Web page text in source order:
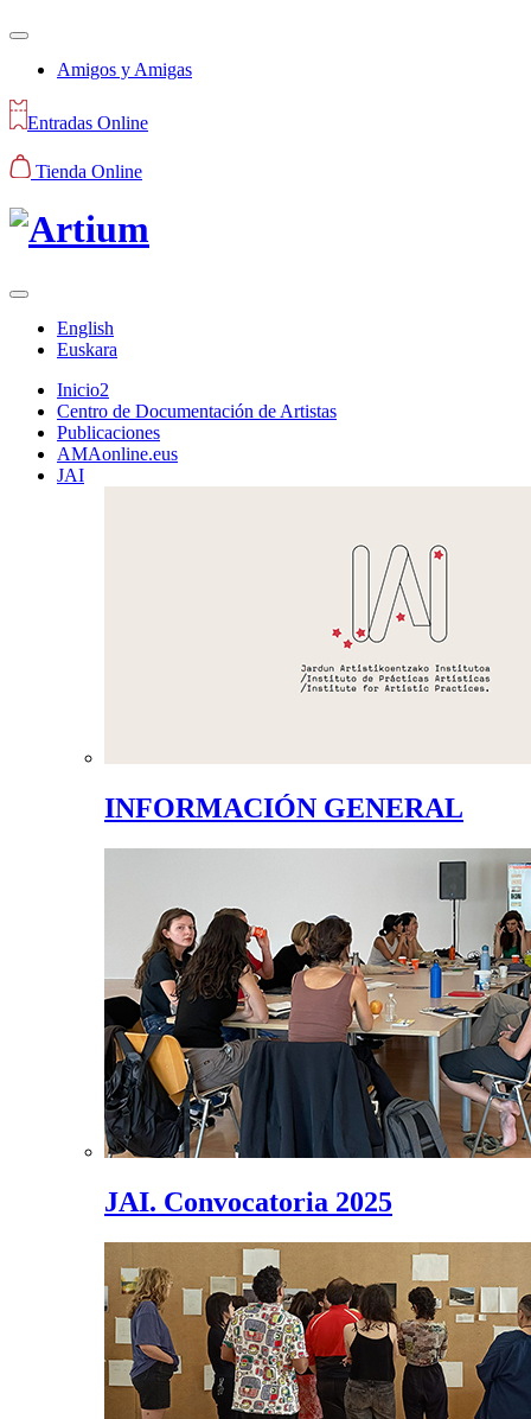
Amigos y Amigas
Entradas Online
Tienda Online
English
Euskara
Inicio2
Centro de Documentación de Artistas
Publicaciones
AMAonline.eus
JAI
INFORMACIÓN GENERAL
JAI. Convocatoria 2025